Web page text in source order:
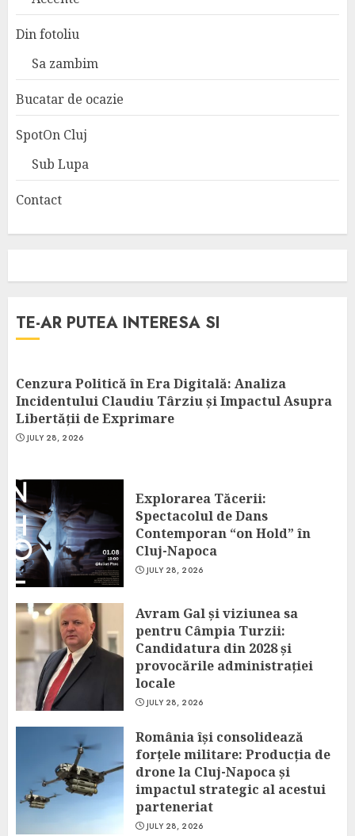
Din fotoliu
Sa zambim
Bucatar de ocazie
SpotOn Cluj
Sub Lupa
Contact
TE-AR PUTEA INTERESA SI
Cenzura Politică în Era Digitală: Analiza
Incidentului Claudiu Târziu și Impactul Asupra
Libertății de Exprimare
JULY 28, 2026
Explorarea Tăcerii:
Spectacolul de Dans
Contemporan “on Hold” în
Cluj-Napoca
JULY 28, 2026
Avram Gal și viziunea sa
pentru Câmpia Turzii:
Candidatura din 2028 și
provocările administrației
locale
JULY 28, 2026
România își consolidează
forțele militare: Producția de
drone la Cluj-Napoca și
impactul strategic al acestui
parteneriat
JULY 28, 2026